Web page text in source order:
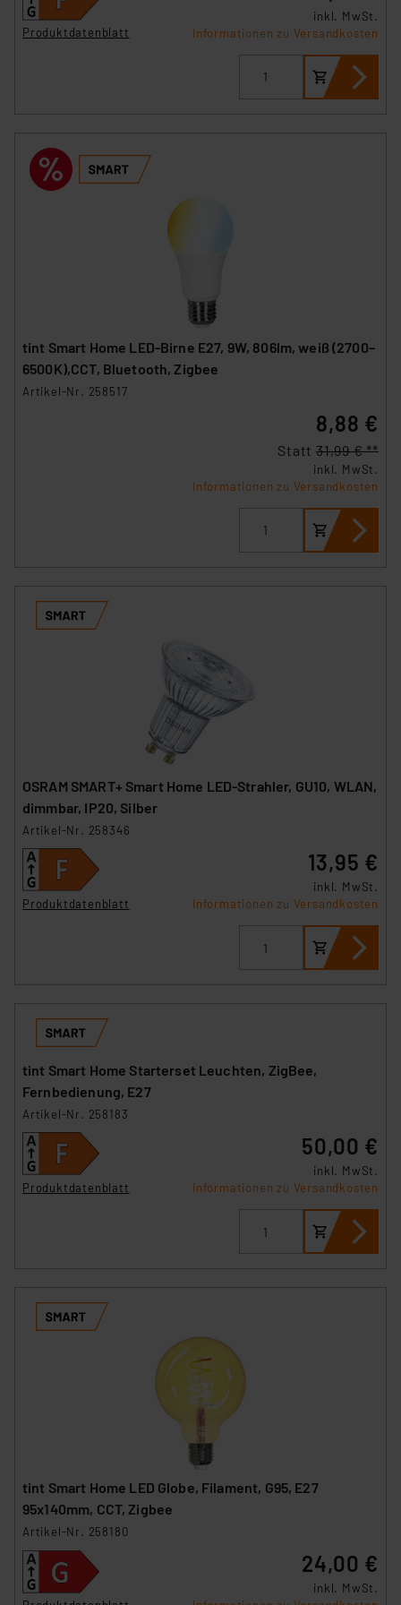
Impressum|Datenschutzerklärung
Produktdatenblatt
inkl. MwSt.
Informationen zu Versandkosten
tint Smart Home LED-Birne E27, 9W, 806lm, weiß (2700–
6500K),CCT, Bluetooth, Zigbee
Artikel-Nr. 258517
8,88 €
Statt 31,99 € **
inkl. MwSt.
Informationen zu Versandkosten
OSRAM SMART+ Smart Home LED-Strahler, GU10, WLAN,
dimmbar, IP20, Silber
Artikel-Nr. 258346
Produktdatenblatt
13,95 €
inkl. MwSt.
Informationen zu Versandkosten
tint Smart Home Starterset Leuchten, ZigBee,
Fernbedienung, E27
Artikel-Nr. 258183
Produktdatenblatt
50,00 €
inkl. MwSt.
Informationen zu Versandkosten
tint Smart Home LED Globe, Filament, G95, E27
95x140mm, CCT, Zigbee
Artikel-Nr. 258180
24,00 €
inkl. MwSt.